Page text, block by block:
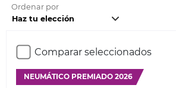
Ordenar por
Comparar seleccionados
NEUMÁTICO PREMIADO 2026